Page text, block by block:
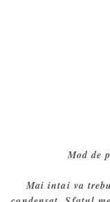
Mod de
Mai intai va